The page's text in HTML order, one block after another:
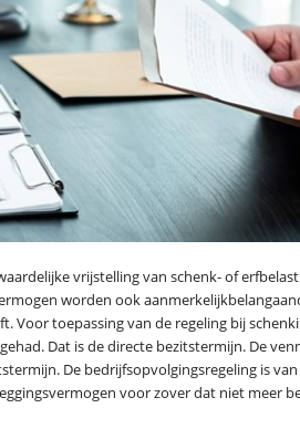
vrijstelling van schenk- of
worden ook
toepassing van de regeling bij
Dat is de directe bezitstermijn. De
De bedrijfsopvolgingsregeling is
voor zover dat niet meer